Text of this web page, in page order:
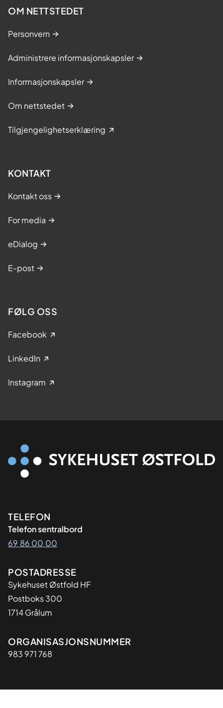
OM NETTSTEDET
Personvern
Administrere informasjonskapsler
Informasjonskapsler
Om nettstedet
Tilgjengelighetserklæring
KONTAKT
Kontakt oss
For media
eDialog
E-post
FØLG OSS
Facebook
LinkedIn
Instagram
Kontaktinformasjon
TELEFON
Telefon sentralbord
69 86 00 00
Adresse
POSTADRESSE
Sykehuset Østfold HF
Postboks 300
1714 Grålum
Organisasjon
ORGANISASJONSNUMMER
983 971 768